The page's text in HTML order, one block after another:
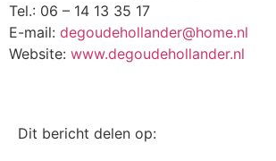
Tel.: 06 – 14 13 35 17
E-mail: degoudehollander@home.nl
Website: www.degoudehollander.nl
Dit bericht delen op: